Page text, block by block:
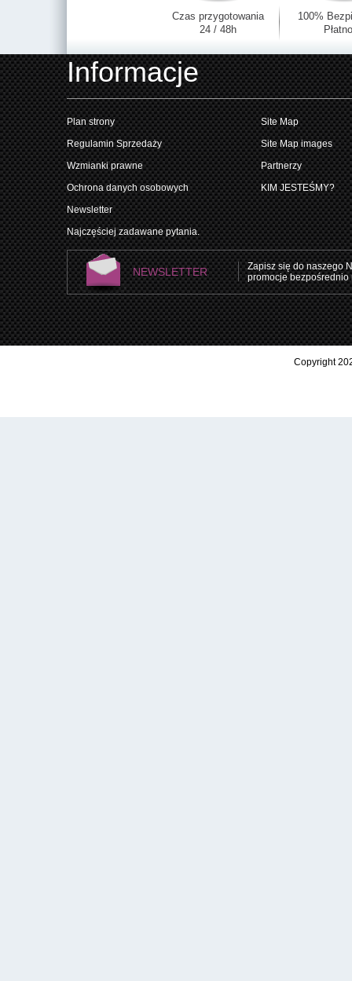
Czas przygotowania
24 / 48h
100%
Informacje
Plan strony
Regulamin Sprzedaży
Wzmianki prawne
Ochrona danych osobowych
Newsletter
Najczęściej zadawane pytania.
Site Map
Site Map images
Partnerzy
KIM JESTEŚMY?
NEWSLETTER
Zapisz się do naszego
promocje bezpośrednio
Copyright